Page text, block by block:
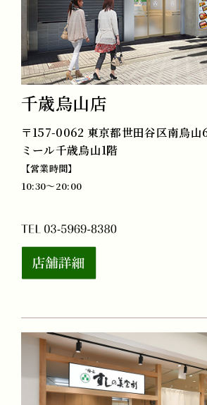
千歳烏山店
〒157-0062 東京都世田谷区南烏山
ミール千歳烏山1階
【営業時間】
10:30～20:00